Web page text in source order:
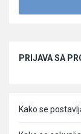
PRIJAVA SA
Kako se